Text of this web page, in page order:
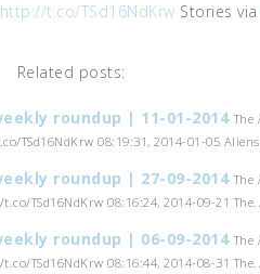
http://t.co/TSd16NdKrw Stories via
Related posts:
roundup | 11-01-2014The
TSd16NdKrw 08:19:31, 2014-01-05
roundup | 27-09-2014The
TSd16NdKrw 08:16:24, 2014-09-21
roundup | 06-09-2014The
TSd16NdKrw 08:16:44, 2014-08-31